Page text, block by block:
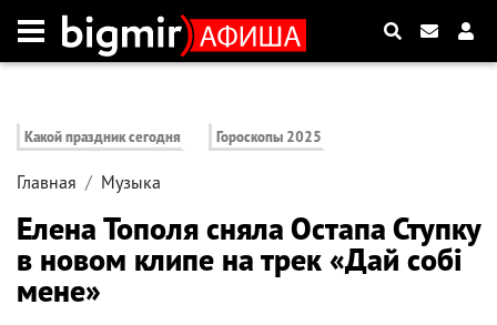
Какой праздник сегодня Гороскопы 2025
Главная Музыка
Елена Тополя сняла Остапа Ступку
в новом клипе на трек «Дай собі
мене»